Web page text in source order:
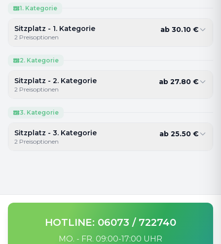
1. Kategorie
Sitzplatz - 1. Kategorie
2 Preisoptionen
ab 30.10 €
2. Kategorie
Sitzplatz - 2. Kategorie
2 Preisoptionen
ab 27.80 €
3. Kategorie
Sitzplatz - 3. Kategorie
2 Preisoptionen
ab 25.50 €
HOTLINE: 06073 / 722740
MO. - FR. 09:00-17:00 UHR